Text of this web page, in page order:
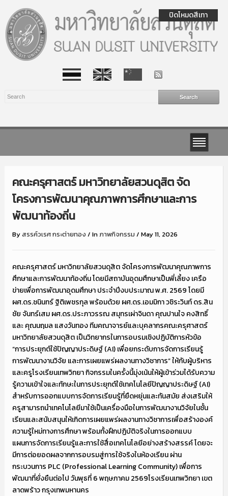
คณะครุศาสตร์ มหาวิทยาลัยสวนดุสิต จัด
โครงการพัฒนาคุณภาพการศึกษาและการ
พัฒนาท้องถิ่น
Byสรรค์วเรศ กระต่ายทอง / Inภาพกิจกรรม / May 11, 2026
คณะครุศาสตร์ มหาวิทยาลัยสวนดุสิต จัดโครงการพัฒนาคุณภาพการ
ศึกษาและการพัฒนาท้องถิ่น โดยมีสถาบันอุดมศึกษาเป็นพี่เลี้ยง เครือ
ข่ายเพื่อการพัฒนาอุดมศึกษา ประจำปีงบประมาณ พ.ศ. 2569 โดยมี
ผศ.ดร.ชนินทร์ ฐิติเพชรกุล พร้อมด้วย ผศ.ดร.เอมมิกา วชิระวินท์ ดร.สิน
ชัย จันทร์เสม ผศ.ดร.ประภาวรรณ สมุทรเผ่าจินดา คุณปานใจ คงสิทธิ์
และ คุณนฤมล แสงวันทอง ทีมคณาจารย์และบุคลากรคณะครุศาสตร์
มหาวิทยาลัยสวนดุสิต เป็นวิทยากรในการอบรมเชิงปฏิบัติการหัวข้อ
“การประยุกต์ใช้ปัญญาประดิษฐ์ (AI) เพื่อยกระดับการจัดการเรียนรู้
การพัฒนางานวิจัย และการเผยแพร่ผลงานทางวิชาการ” ให้กับผู้บริหาร
และครูโรงเรียนเทพวิทยา กิจกรรมในครั้งนี้มุ่งเน้นให้ผู้เข้าร่วมได้รับความ
รู้ความเข้าใจและทักษะในการประยุกต์ใช้เทคโนโลยีปัญญาประดิษฐ์ (AI)
สำหรับการออกแบบการจัดการเรียนรู้ที่ยืดหยุ่นและทันสมัย ส่งเสริมให้
ครูสามารถนำเทคโนโลยีมาใช้เป็นเครื่องมือในการพัฒนางานวิจัยในชั้น
เรียนและสนับสนุนให้เกิดการเผยแพร่ผลงานทางวิชาการเพื่อสร้างองค์
ความรู้ใหม่ทางการศึกษา พร้อมทั้งฝึกปฏิบัติจริงในการออกแบบ
แผนการจัดการเรียนรู้และการใช้สื่อเทคโนโลยีอย่างสร้างสรรค์ โดยจะ
มีการต่อยอดผลจากการอบรมสู่การใช้จริงในห้องเรียน ผ่าน
กระบวนการ PLC (Professional Learning Community) เพื่อการ
พัฒนาที่ยั่งยืนต่อไป วันพุธที่ 6 พฤษภาคม 2569โรงเรียนเทพวิทยา เขต
ลาดพร้าว กรุงเทพมหานคร
ปิดโหมดสีเทา